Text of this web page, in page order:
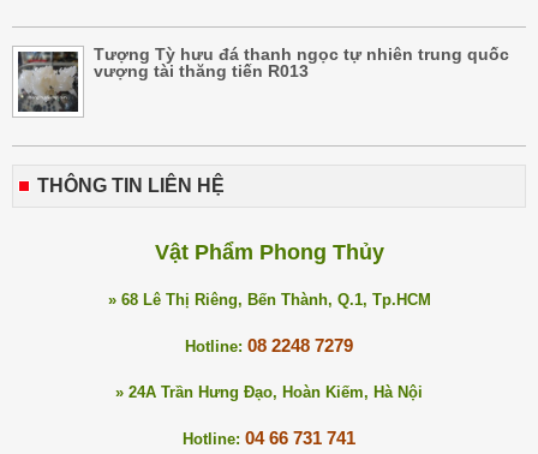
Tượng Tỳ hưu đá thanh ngọc tự nhiên trung quốc
vượng tài thăng tiến R013
THÔNG TIN LIÊN HỆ
Vật Phẩm Phong Thủy
» 68 Lê Thị Riêng, Bến Thành, Q.1, Tp.HCM
Hotline: 08 2248 7279
» 24A Trần Hưng Đạo, Hoàn Kiếm, Hà Nội
Hotline: 04 66 731 741